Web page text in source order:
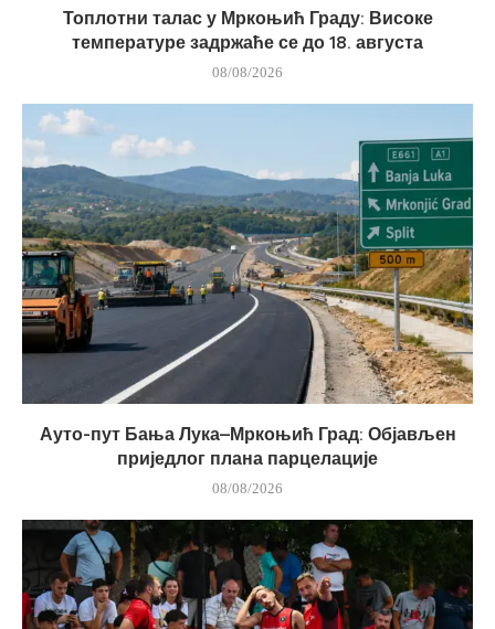
Топлотни талас у Мркоњић Граду: Високе
температуре задржаће се до 18. августа
08/08/2026
Ауто-пут Бања Лука–Мркоњић Град: Објављен
приједлог плана парцелације
08/08/2026